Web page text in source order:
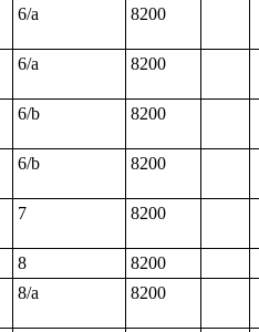
6/a 8200
6/a 8200
6/b 8200
6/b 8200
7 8200
8
8200
8/a 8200